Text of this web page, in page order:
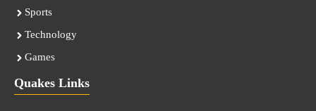
Sports
Technology
Games
Quakes Links